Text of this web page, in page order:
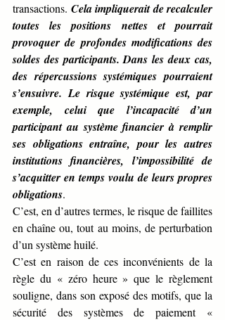
transactions. Cela impliquerait de recalculer
toutes les positions nettes et pourrait
provoquer de profondes modifications des
soldes des participants. Dans les deux cas,
des répercussions systémiques pourraient
s’ensuivre. Le risque systémique est, par
exemple, celui que l’incapacité d’un
participant au système financier à remplir
ses obligations entraîne, pour les autres
institutions financières, l’impossibilité de
s’acquitter en temps voulu de leurs propres
obligations.
C’est, en d’autres termes, le risque de faillites
en chaîne ou, tout au moins, de perturbation
d’un système huilé.
C’est en raison de ces inconvénients de la
règle du « zéro heure » que le règlement
souligne, dans son exposé des motifs, que la